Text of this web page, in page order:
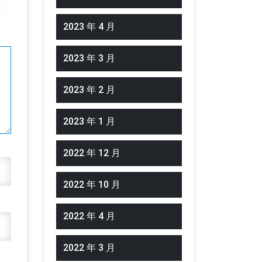
2023 年 4 月
2023 年 3 月
2023 年 2 月
2023 年 1 月
2022 年 12 月
2022 年 10 月
2022 年 4 月
2022 年 3 月